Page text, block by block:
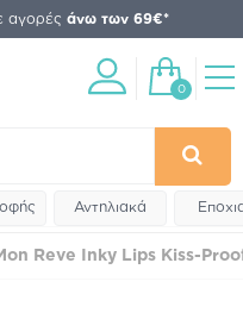
αγορές άνω των 69€*
0
Αντηλιακά
Reve Inky Lips Kiss-